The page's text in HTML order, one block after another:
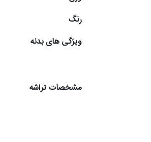
رنگ
ویژگی های بدنه
مشخصات تراشه